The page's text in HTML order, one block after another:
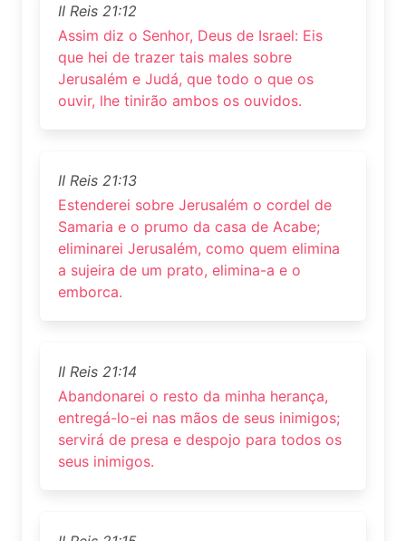
II Reis 21:12
Assim diz o Senhor, Deus de Israel: Eis
que hei de trazer tais males sobre
Jerusalém e Judá, que todo o que os
ouvir, lhe tinirão ambos os ouvidos.
II Reis 21:13
Estenderei sobre Jerusalém o cordel de
Samaria e o prumo da casa de Acabe;
eliminarei Jerusalém, como quem elimina
a sujeira de um prato, elimina-a e o
emborca.
II Reis 21:14
Abandonarei o resto da minha herança,
entregá-lo-ei nas mãos de seus inimigos;
servirá de presa e despojo para todos os
seus inimigos.